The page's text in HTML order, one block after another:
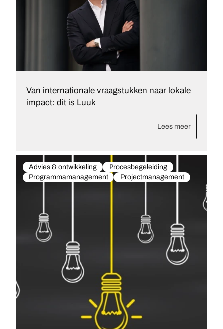
Van internationale vraagstukken naar lokale
impact: dit is Luuk
Lees meer
Advies & ontwikkeling
Procesbegeleiding
Programmamanagement
Projectmanagement